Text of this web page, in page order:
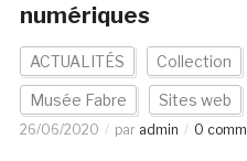
numériques
ACTUALITÉS Collection
Musée Fabre Sites web
26/06/2020 par admin 0